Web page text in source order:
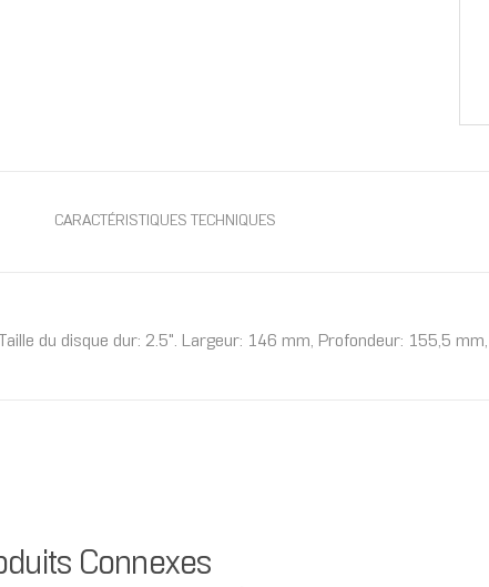
CARACTÉRISTIQUES TECHNIQUES
du disque dur: 2.5". Largeur: 146 mm, Profondeur: 155,5
Connexes